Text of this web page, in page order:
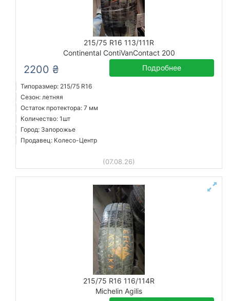
215/75 R16 113/111R
Continental ContiVanContact 200
2200 ₴ Подробнее
Типоразмер: 215/75 R16
Сезон: летняя
Остаток протектора: 7 мм
Количество: 1шт
Город: Запорожье
Продавец: Колесо-Центр
(07.08.26)
215/75 R16 116/114R
Michelin Agilis